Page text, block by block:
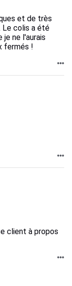
et de très
Le colis a été
ne l'aurais
fermés !
client à propos